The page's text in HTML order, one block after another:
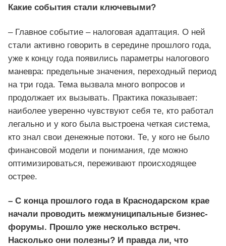
Какие события стали ключевыми?
– Главное событие – налоговая адаптация. О ней
стали активно говорить в середине прошлого года,
уже к концу года появились параметры налогового
маневра: предельные значения, переходный период
на три года. Тема вызвала много вопросов и
продолжает их вызывать. Практика показывает:
наиболее уверенно чувствуют себя те, кто работал
легально и у кого была выстроена четкая система,
кто знал свои денежные потоки. Те, у кого не было
финансовой модели и понимания, где можно
оптимизироваться, переживают происходящее
острее.
– С конца прошлого года в Краснодарском крае
начали проводить межмуниципальные бизнес-
форумы. Прошло уже несколько встреч.
Насколько они полезны? И правда ли, что